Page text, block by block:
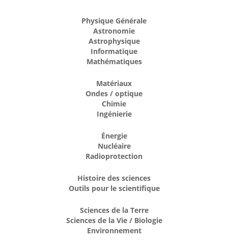
Physique Générale
Astronomie
Astrophysique
Informatique
Mathématiques
Matériaux
Ondes / optique
Chimie
Ingénierie
Énergie
Nucléaire
Radioprotection
Histoire des sciences
Outils pour le scientifique
Sciences de la Terre
Sciences de la Vie / Biologie
Environnement